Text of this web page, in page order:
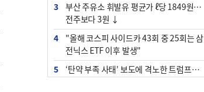
3
부산 주유소 휘발유 평균가 ℓ당 1849원…
전주보다 3원 ↓
4
"올해 코스피 사이드카 43회 중 25회는 삼
전닉스 ETF 이후 발생"
5
‘탄약 부족 사태’ 보도에 격노한 트럼프…